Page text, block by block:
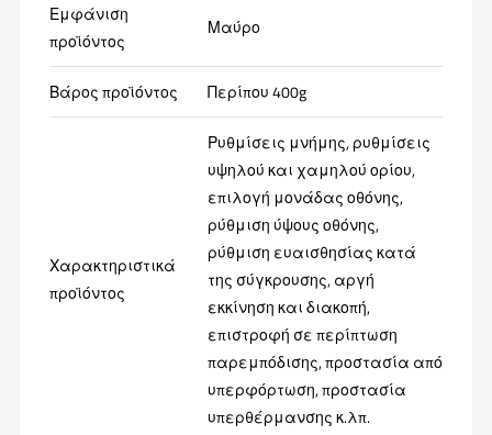
Εμφάνιση
προϊόντος
Μαύρο
Βάρος προϊόντος Περίπου 400g
Χαρακτηριστικά
προϊόντος
Ρυθμίσεις μνήμης, ρυθμίσεις
υψηλού και χαμηλού ορίου,
επιλογή μονάδας οθόνης,
ρύθμιση ύψους οθόνης,
ρύθμιση ευαισθησίας κατά
της σύγκρουσης, αργή
εκκίνηση και διακοπή,
επιστροφή σε περίπτωση
παρεμπόδισης, προστασία από
υπερφόρτωση, προστασία
υπερθέρμανσης κ.λπ.